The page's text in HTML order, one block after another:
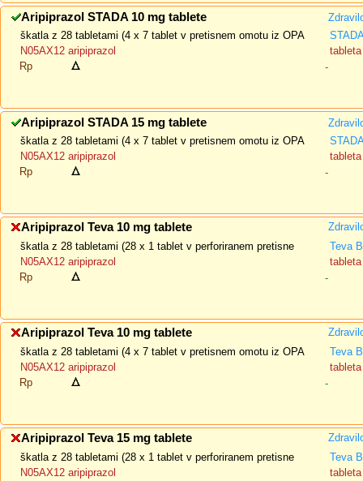
Aripiprazol STADA 10 mg tablete
škatla z 28 tabletami (4 x 7 tablet v pretisnem omotu iz OPA
N05AX12 aripiprazol
tableta
Rp
-
Aripiprazol STADA 15 mg tablete
škatla z 28 tabletami (4 x 7 tablet v pretisnem omotu iz OPA
N05AX12 aripiprazol
tableta
Rp
-
Aripiprazol Teva 10 mg tablete
škatla z 28 tabletami (28 x 1 tablet v perforiranem pretisne
Teva
N05AX12 aripiprazol
tableta
Rp
-
Aripiprazol Teva 10 mg tablete
škatla z 28 tabletami (4 x 7 tablet v pretisnem omotu iz OPA
Teva
N05AX12 aripiprazol
tableta
Rp
-
Aripiprazol Teva 15 mg tablete
škatla z 28 tabletami (28 x 1 tablet v perforiranem pretisne
Teva
N05AX12 aripiprazol
tableta